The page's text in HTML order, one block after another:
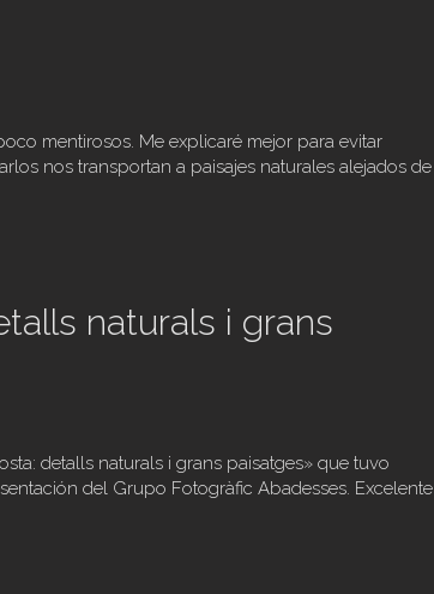
mentirosos. Me explicaré mejor para evitar
nos transportan a paisajes naturales alejados de
naturals i grans
detalls naturals i grans paisatges» que tuvo
del Grupo Fotogràfic Abadesses. Excelente